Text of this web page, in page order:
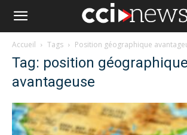
Accueil Tags Position géographique
Tag: position géographique
avantageuse